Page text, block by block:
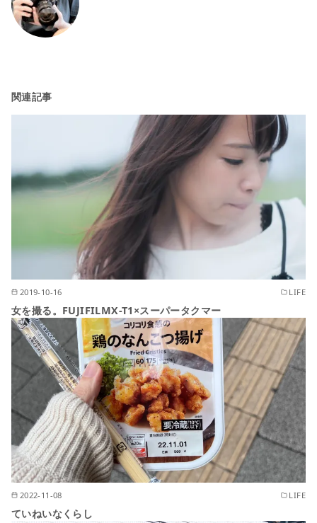
関連記事
2019-10-16 LIFE
女を撮る。FUJIFILMX-T1×スーパータクマー
2022-11-08 LIFE
ていねいなくらし